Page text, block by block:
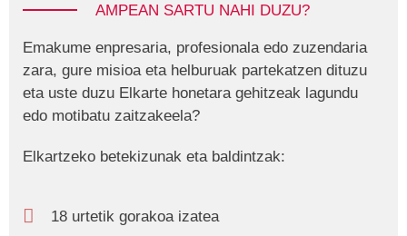
AMPEAN SARTU NAHI DUZU?
Emakume enpresaria, profesionala edo zuzendaria
zara, gure misioa eta helburuak partekatzen dituzu
eta uste duzu Elkarte honetara gehitzeak lagundu
edo motibatu zaitzakeela?
Elkartzeko betekizunak eta baldintzak:
18 urtetik gorakoa izatea